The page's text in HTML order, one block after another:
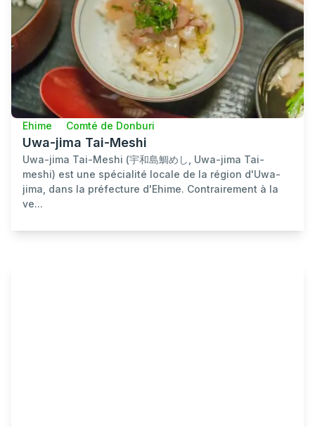
Ehime Comté de Donburi
Uwa-jima Tai-Meshi
Uwa-jima Tai-Meshi (宇和島鯛めし, Uwa-jima Tai-
meshi) est une spécialité locale de la région d'Uwa-
jima, dans la préfecture d'Ehime. Contrairement à la
ve...